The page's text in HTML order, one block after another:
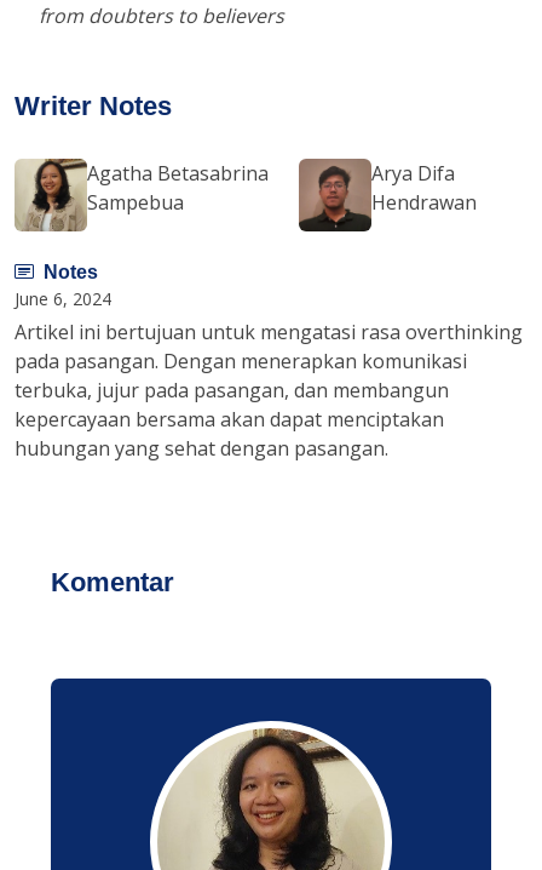
from doubters to believers
Writer Notes
Agatha Betasabrina
Sampebua
Arya Difa
Hendrawan
Notes
June 6, 2024
Artikel ini bertujuan untuk mengatasi rasa overthinking
pada pasangan. Dengan menerapkan komunikasi
terbuka, jujur pada pasangan, dan membangun
kepercayaan bersama akan dapat menciptakan
hubungan yang sehat dengan pasangan.
Komentar